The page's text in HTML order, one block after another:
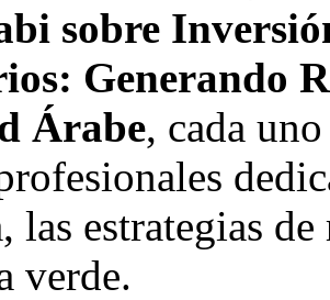
sobre
Generando
Árabe, cada
las estrategias
verde.